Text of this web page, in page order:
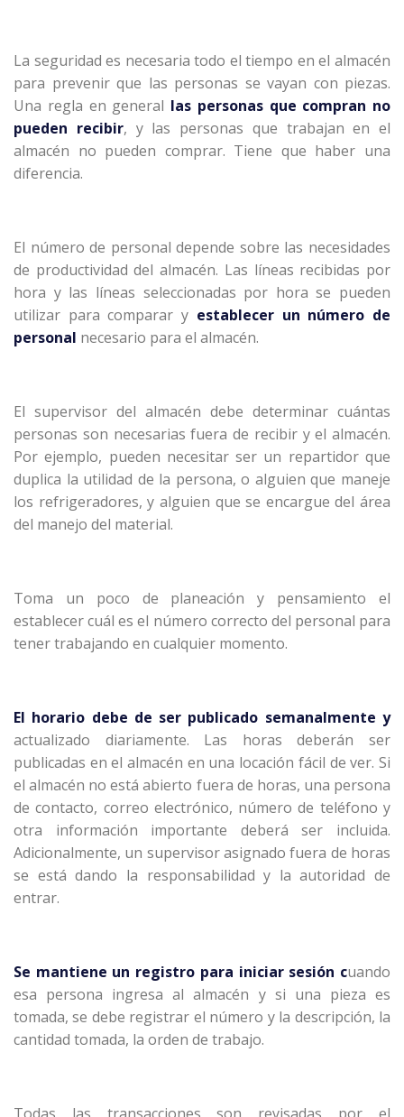
La seguridad es necesaria todo el tiempo en el almacén
para prevenir que las personas se vayan con piezas.
Una regla en general las personas que compran no
pueden recibir, y las personas que trabajan en el
almacén no pueden comprar. Tiene que haber una
diferencia.
El número de personal depende sobre las necesidades
de productividad del almacén. Las líneas recibidas por
hora y las líneas seleccionadas por hora se pueden
utilizar para comparar y establecer un número de
personal necesario para el almacén.
El supervisor del almacén debe determinar cuántas
personas son necesarias fuera de recibir y el almacén.
Por ejemplo, pueden necesitar ser un repartidor que
duplica la utilidad de la persona, o alguien que maneje
los refrigeradores, y alguien que se encargue del área
del manejo del material.
Toma un poco de planeación y pensamiento el
establecer cuál es el número correcto del personal para
tener trabajando en cualquier momento.
El horario debe de ser publicado semanalmente y
actualizado diariamente. Las horas deberán ser
publicadas en el almacén en una locación fácil de ver. Si
el almacén no está abierto fuera de horas, una persona
de contacto, correo electrónico, número de teléfono y
otra información importante deberá ser incluida.
Adicionalmente, un supervisor asignado fuera de horas
se está dando la responsabilidad y la autoridad de
entrar.
Se mantiene un registro para iniciar sesión cuando
esa persona ingresa al almacén y si una pieza es
tomada, se debe registrar el número y la descripción, la
cantidad tomada, la orden de trabajo.
Todas las transacciones son revisadas por el